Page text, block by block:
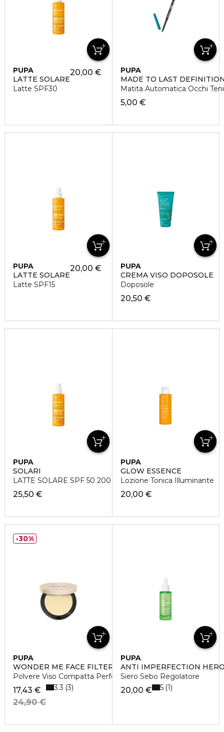
PUPA
LATTE SOLARE
Latte SPF30
20,00 €
PUPA
MADE TO LAST
Matita Automatica Occhi
5,00 €
PUPA
LATTE SOLARE
Latte SPF15
20,00 €
PUPA
CREMA VISO DOPOSOLE
Doposole
20,50 €
PUPA
SOLARI
LATTE SOLARE SPF 50 200 ML
25,50 €
PUPA
GLOW ESSENCE
Lozione Tonica Illuminante
20,00 €
PUPA
WONDER ME FACE FILTER POWDER
Polvere Viso Compatta Perfezione Istantanea
17,43 €
24,90 €
3.3 3
30%
PUPA
ANTI IMPERFECTION
Siero Sebo Regolatore
20,00 € 5 1